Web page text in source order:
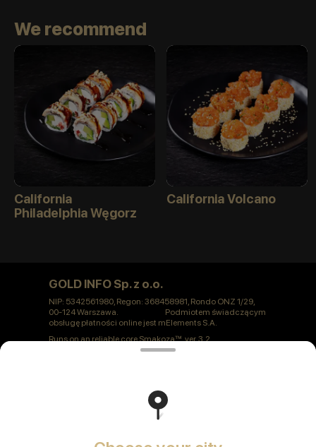
We recommend
California
Philadelphia Węgorz
California Volcano
GOLD INFO Sp. z o.o.
NIP: 5342561980, Regon: 368458981, Rondo ONZ 1/29,
00-124 Warszawa. Podmiotem świadczącym
obsługę płatności online jest mElements S.A.
Runs on an reliable coreSmakozaver. 3.2
Polityka prywatności